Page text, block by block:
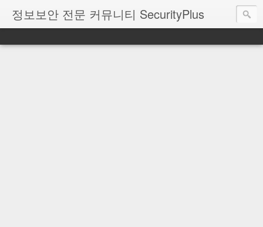
정보보안 전문 커뮤니티 SecurityPlus